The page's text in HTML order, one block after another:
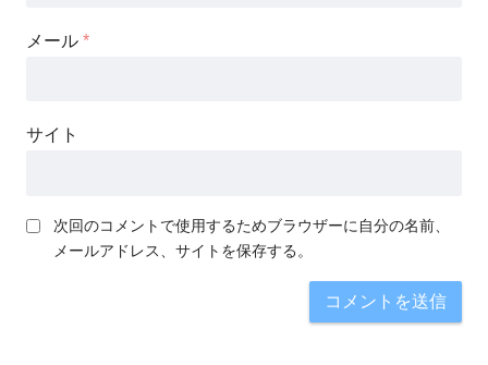
メール *
サイト
次回のコメントで使用するためブラウザーに自分の名前、
メールアドレス、サイトを保存する。